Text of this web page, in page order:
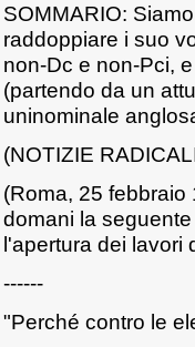
SOMMARIO:
raddoppiare i suo
non-Dc e non-Pci,
(partendo da un
uninominale
(NOTIZIE
(Roma, 25 febbraio
domani la
l'apertura dei lavori
------
"Perché contro le